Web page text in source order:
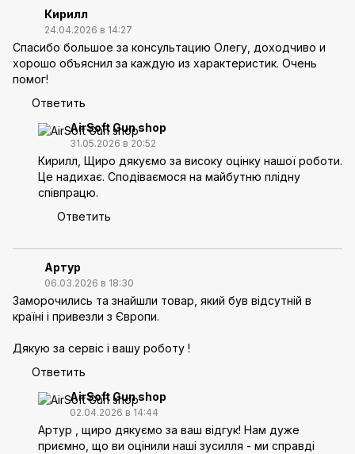
Кирилл
24.04.2026 в 14:27
Спасибо большое за консультацию Олегу, доходчиво и
хорошо объяснил за каждую из характеристик. Очень
помог!
Ответить
AirSoft Gun shop
31.05.2026 в 20:52
Кирилл, Щиро дякуємо за високу оцінку нашої роботи.
Це надихає. Сподіваємося на майбутню плідну
співпрацю.
Ответить
Артур
06.03.2026 в 18:30
Заморочились та знайшли товар, який був відсутній в
країні і привезли з Європи.
Дякую за сервіс і вашу роботу !
Ответить
AirSoft Gun shop
02.04.2026 в 14:44
Артур , щиро дякуємо за ваш відгук! Нам дуже
приємно, що ви оцінили наші зусилля - ми справді